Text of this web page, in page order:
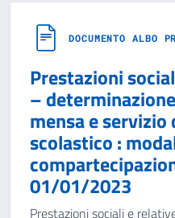
DOCUMENTO ALBO
Prestazioni
–
mensa e
scolastico :
01/01/2023
Prestazioni sociali e